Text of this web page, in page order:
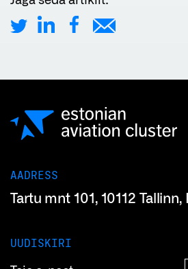
AADRESS
Tartu mnt 101, 10112
UUDISKIRI